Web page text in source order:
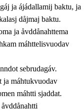
diedulasjvuohta
ja ájádallamij baktu, ja
dåjmaj baktu.
ja åvddånahttema
máhttelisvuodav
sebrudagáv.
ja máhtukvuodav
máhtti sjaddat.